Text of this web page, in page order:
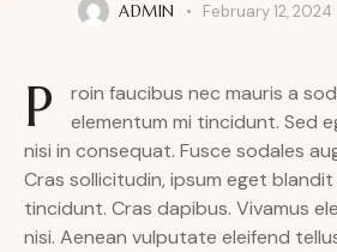
ADMIN February 12, 2024
P
roin faucibus nec mauris a
elementum mi tincidunt. Sed
nisi in consequat. Fusce sodales
Cras sollicitudin, ipsum eget
tincidunt. Cras dapibus. Vivamus
nisi. Aenean vulputate eleifend